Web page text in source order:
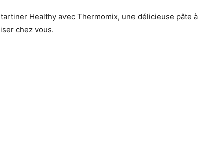
Healthy avec Thermomix, une délicieuse pâte à
chez vous.